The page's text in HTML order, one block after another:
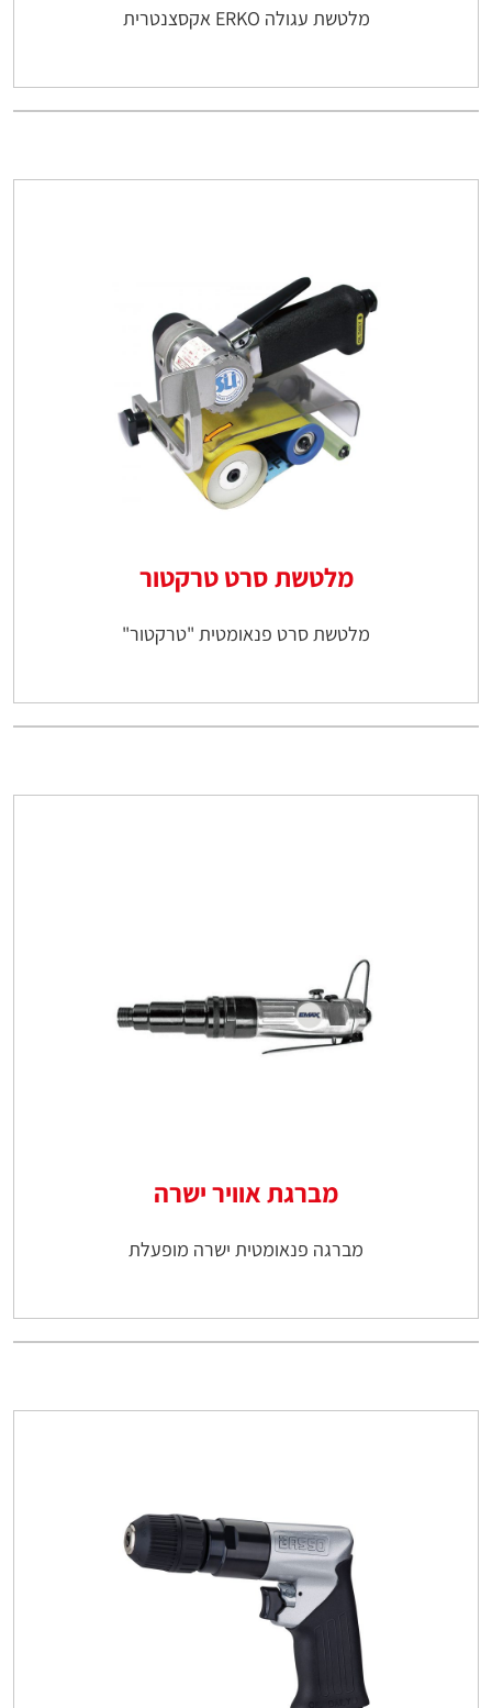
מלטשת עגולה ERKO אקסצנטרית
מלטשת סרט טרקטור
מלטשת סרט פנאומטית "טרקטור"
מברגת אוויר ישרה
מברגה פנאומטית ישרה מופעלת